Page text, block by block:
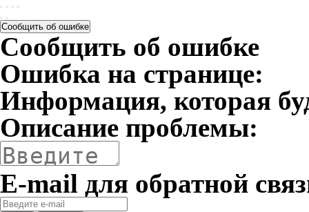
Сообщить об ошибке
Сообщить об ошибке
Ошибка на странице:
Информация, которая
Описание проблемы:
E-mail для обратной